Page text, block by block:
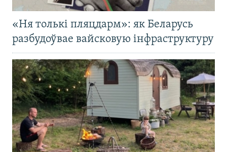
«Ня толькі пляцдарм»: як Беларусь
разбудоўвае вайсковую інфраструктуру